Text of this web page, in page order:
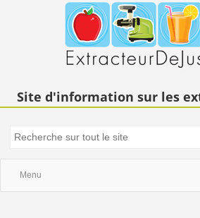
Site d'information sur les
Menu